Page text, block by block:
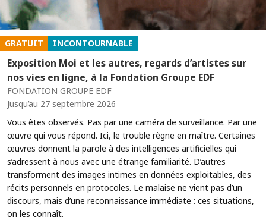
GRATUIT INCONTOURNABLE
Exposition Moi et les autres, regards d’artistes sur
nos vies en ligne, à la Fondation Groupe EDF
FONDATION GROUPE EDF
Jusqu’au 27 septembre 2026
Vous êtes observés. Pas par une caméra de surveillance. Par une
œuvre qui vous répond. Ici, le trouble règne en maître. Certaines
œuvres donnent la parole à des intelligences artificielles qui
s’adressent à nous avec une étrange familiarité. D’autres
transforment des images intimes en données exploitables, des
récits personnels en protocoles. Le malaise ne vient pas d’un
discours, mais d’une reconnaissance immédiate : ces situations,
on les connaît.